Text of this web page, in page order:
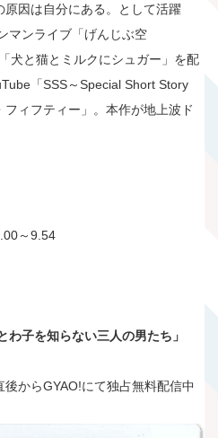
因は自分にある。として活躍
マンライブ「げんじぶ空
犬と猫とミルクにシュガー」を配
「SSS～Special Short Story
ィフティー」。本作が地上波ド
～9.54
わ子を知らない三人の男たち」
からGYAO!にて独占無料配信中